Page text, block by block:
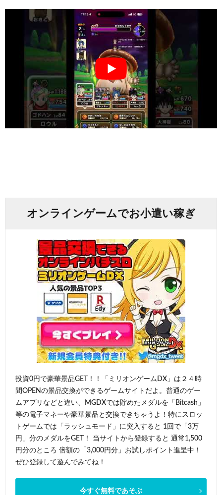
オンラインゲームでお小遣い稼ぎ
投資0円で豪華景品GET！！「ミリオンゲームDX」は２４時
間OPENの景品交換ができるゲームサイトだよ。普通のゲー
ムアプリなどと違い、MGDXでは貯めたメダルを「Bitcash」
等の電子マネーや豪華景品と交換できちゃうよ！特にスロッ
トゲームでは「ラッシュモード」に突入すると 1回で「3万
円」分のメダルをGET！ 当サイトから登録すると 通常1,500
円分のところ 倍額の「3,000円分」お試しポイント進呈中！
ぜひ登録して遊んでみてね！
今すぐ無料であそぶ